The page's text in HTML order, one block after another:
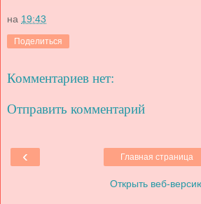
на 19:43
Поделиться
Комментариев нет:
Отправить комментарий
‹ Главная страница
Открыть веб-